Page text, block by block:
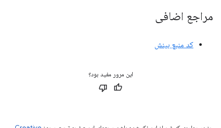
مراجع اضافی
کد منبع بینش
این مرور مفید بود؟